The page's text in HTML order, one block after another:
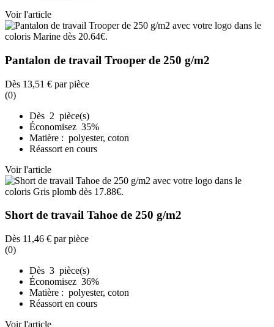
Voir l'article
Pantalon de travail Trooper de 250 g/m2
Dès 13,51 € par pièce
(0)
Dès 2 pièce(s)
Économisez 35%
Matière : polyester, coton
Réassort en cours
Voir l'article
Short de travail Tahoe de 250 g/m2
Dès 11,46 € par pièce
(0)
Dès 3 pièce(s)
Économisez 36%
Matière : polyester, coton
Réassort en cours
Voir l'article